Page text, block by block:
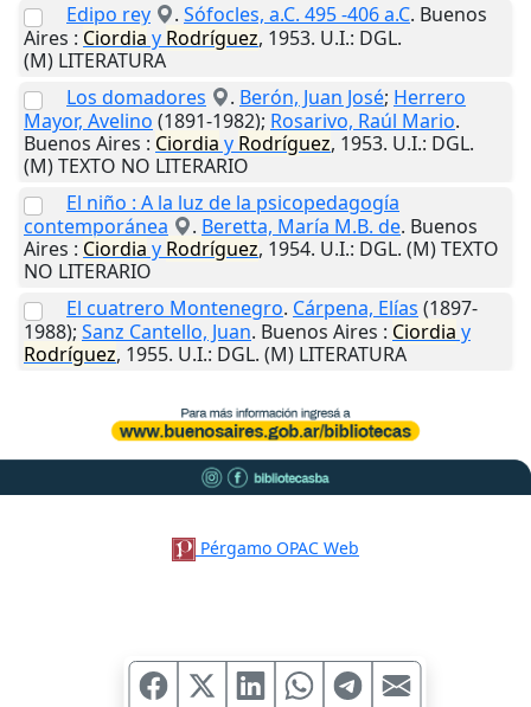
Edipo rey
. Sófocles, a.C. 495 -406 a.C. Buenos
Aires : Ciordia y Rodríguez, 1953. U.I.: DGL.
(M) LITERATURA
Los domadores
. Berón, Juan José; Herrero
Mayor, Avelino (1891-1982); Rosarivo, Raúl Mario.
Buenos Aires : Ciordia y Rodríguez, 1953. U.I.: DGL.
(M) TEXTO NO LITERARIO
El niño : A la luz de la psicopedagogía
contemporánea
. Beretta, María M.B. de. Buenos
Aires : Ciordia y Rodríguez, 1954. U.I.: DGL. (M) TEXTO
NO LITERARIO
El cuatrero Montenegro. Cárpena, Elías (1897-
1988); Sanz Cantello, Juan. Buenos Aires : Ciordia y
Rodríguez, 1955. U.I.: DGL. (M) LITERATURA
Pérgamo OPAC Web